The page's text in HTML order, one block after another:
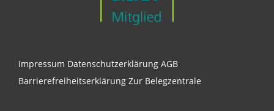
Impressum Datenschutzerklärung AGB
Barrierefreiheitserklärung Zur Belegzentrale